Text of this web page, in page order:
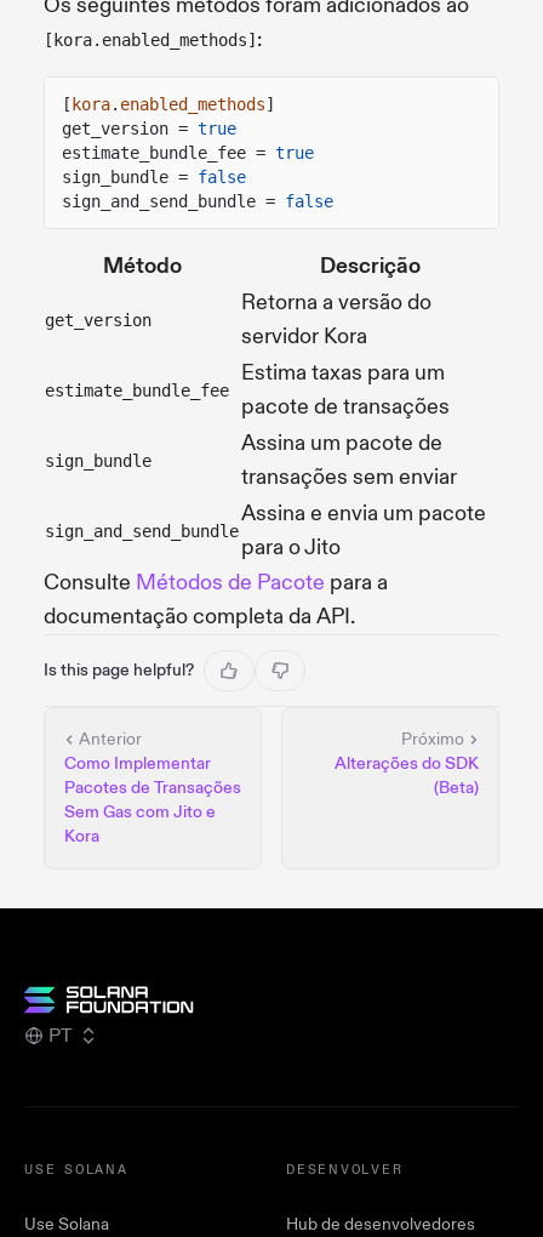
[kora.enabled_methods] :
[ kora. enabled_methods]
get_version = true
estimate_bundle_fee = true
sign_bundle = false
sign_and_send_bundle = false
Método Descrição
get_version
Retorna a versão do
servidor Kora
estimate_bundle_fee
Estima taxas para um
pacote de transações
sign_bundle
Assina um pacote de
transações sem enviar
sign_and_send_bundle
Assina e envia um pacote
para o Jito
Consulte Métodos de Pacote para a
documentação completa da API.
Is this page helpful?
Anterior
Como Implementar
Pacotes de Transações
Sem Gas com Jito e
Kora
Próximo
Alterações do SDK
(Beta)
PT
USE SOLANA
Use Solana
DESENVOLVER
Hub de desenvolvedores